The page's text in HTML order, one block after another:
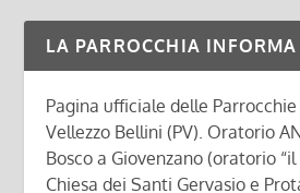
LA PARROCCHIA INFORMA
Pagina ufficiale delle
Vellezzo Bellini (PV). Oratorio
Bosco a Giovenzano (oratorio “il
Chiesa dei Santi Gervasio e